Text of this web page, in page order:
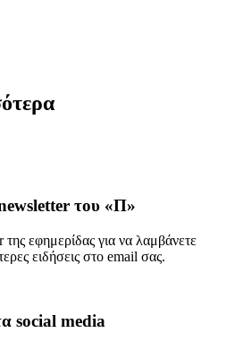
του «Π»
εφημερίδας για να λαμβάνετε
ειδήσεις στο email σας.
social media